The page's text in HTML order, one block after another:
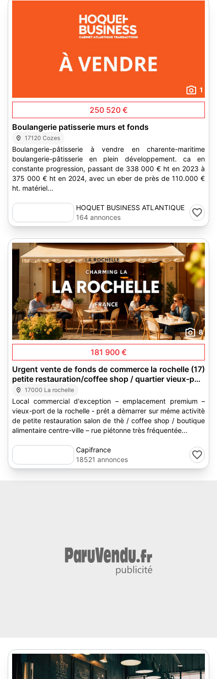
1
250 520 €
Boulangerie patisserie murs et fonds
17120 Cozes
Boulangerie-pâtisserie à vendre en charente-maritime
boulangerie-pâtisserie en plein développement. ca en
constante progression, passant de 338 000 € ht en 2023 à
375 000 € ht en 2024, avec un eber de près de 110.000 €
ht. matériel...
HOQUET BUSINESS ATLANTIQUE
TRANSACTIONS
164 annonces
8
181 900 €
Urgent vente de fonds de commerce la rochelle (17)
petite restauration/coffee shop / quartier vieux-port
emplacement premium
17000 La rochelle
Local commercial d'exception – emplacement premium –
vieux-port de la rochelle - prét a dèmarrer sur méme activitè
de petite restauration salon de thè / coffee shop / boutique
alimentaire centre-ville – rue piétonne très fréquentée...
Capifrance
18521 annonces